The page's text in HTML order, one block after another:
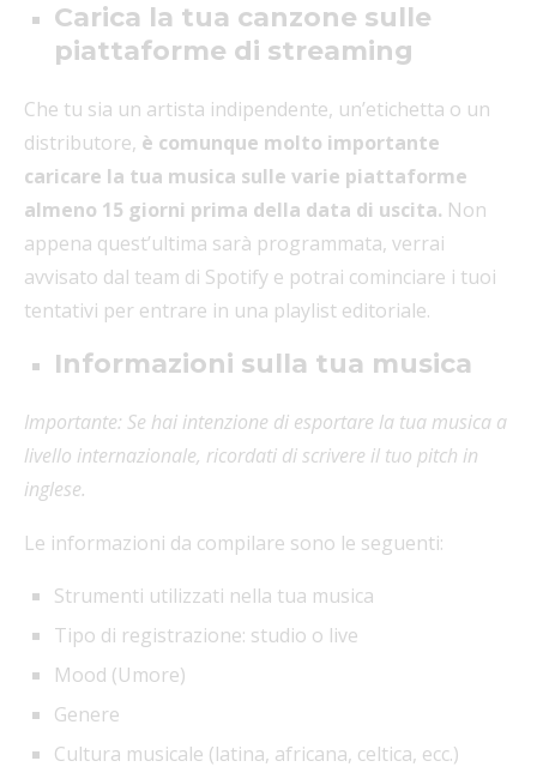
Carica la tua canzone sulle
piattaforme di streaming
Che tu sia un artista indipendente, un’etichetta o un
distributore, è comunque molto importante
caricare la tua musica sulle varie piattaforme
almeno 15 giorni prima della data di uscita. Non
appena quest’ultima sarà programmata, verrai
avvisato dal team di Spotify e potrai cominciare i tuoi
tentativi per entrare in una playlist editoriale.
Informazioni sulla tua musica
Importante: Se hai intenzione di esportare la tua musica a
livello internazionale, ricordati di scrivere il tuo pitch in
inglese.
Le informazioni da compilare sono le seguenti:
Strumenti utilizzati nella tua musica
Tipo di registrazione: studio o live
Mood (Umore)
Genere
Cultura musicale (latina, africana, celtica, ecc.)